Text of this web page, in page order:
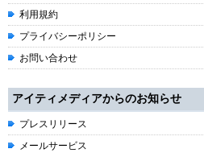
利用規約
プライバシーポリシー
お問い合わせ
アイティメディアからのお知らせ
プレスリリース
メールサービス